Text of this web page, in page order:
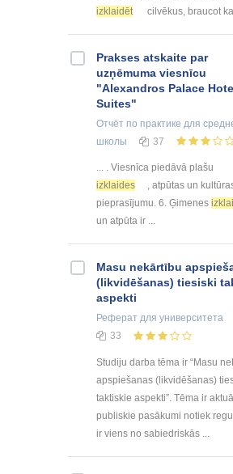
izklaidēt
cilvēkus, braucot
Prakses atskaite par
uzņēmuma viesnīcu
"Alexandros Palace
Suites"
Отчёт по практике для
школы
37
... . Viesnīca piedāvā plašu
izklaides
, atpūtas un
pieprasījumu. 6. Ģimenes
un atpūta ir ...
Masu nekārtību
(likvidēšanas) tiesiski
aspekti
Реферат для университета
33
Studiju darba tēma ir “Masu
apspiešanas (likvidēšanas)
taktiskie aspekti”. Tēma ir
publiskie pasākumi notiek
ir viens no sabiedriskās ...